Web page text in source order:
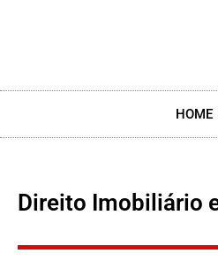
HOME
Direito Imobiliário